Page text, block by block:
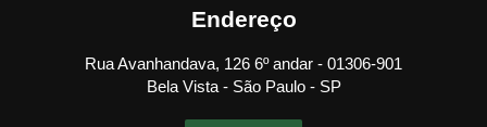
Endereço
Rua Avanhandava, 126 6º andar - 01306-901
Bela Vista - São Paulo - SP